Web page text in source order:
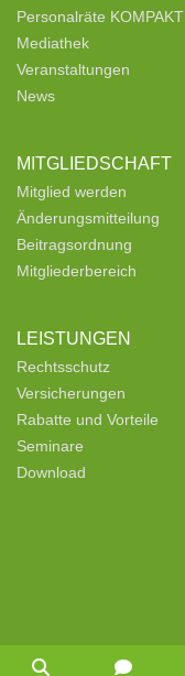
Personalräte KOMPAKT
Mediathek
Veranstaltungen
News
MITGLIEDSCHAFT
Mitglied werden
Änderungsmitteilung
Beitragsordnung
Mitgliederbereich
LEISTUNGEN
Rechtsschutz
Versicherungen
Rabatte und Vorteile
Seminare
Download